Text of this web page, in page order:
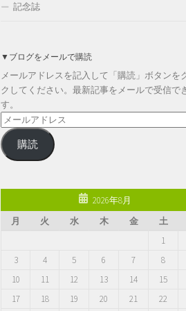
記念誌
▼ブログをメールで購読
メールアドレスを記入して「購読」ボタンを
クしてください。最新記事をメールで受信で
す。
メ
ー
ル
ア
レ
購読
2026年8月
月
火 水 木 金 土
1
3
4 5 6 7 8
10
11 12 13 14 15
17
18 19 20 21 22